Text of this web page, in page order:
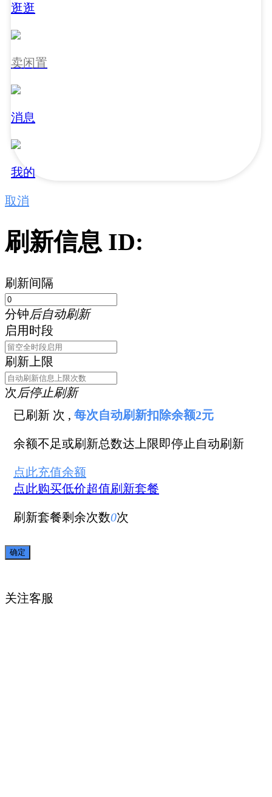
逛逛
卖闲置
消息
我的
取消
刷新信息 ID:
刷新间隔
分钟后自动刷新
启用时段
刷新上限
次 后停止刷新
已刷新 次 , 每次自动刷新扣除余额2元
余额不足或刷新总数达上限即停止自动刷新
点此充值余额
点此购买低价超值刷新套餐
刷新套餐剩余次数0次
关注客服